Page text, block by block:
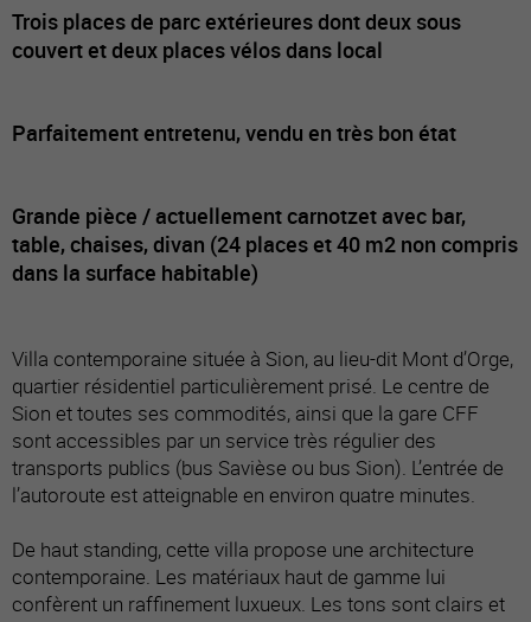
Trois places de parc extérieures dont deux sous
couvert et deux places vélos dans local
Parfaitement entretenu, vendu en très bon état
Grande pièce / actuellement carnotzet avec bar,
table, chaises, divan (24 places et 40 m2 non compris
dans la surface habitable)
Villa contemporaine située à Sion, au lieu-dit Mont d’Orge,
quartier résidentiel particulièrement prisé. Le centre de
Sion et toutes ses commodités, ainsi que la gare CFF
sont accessibles par un service très régulier des
transports publics (bus Savièse ou bus Sion). L’entrée de
l’autoroute est atteignable en environ quatre minutes.
De haut standing, cette villa propose une architecture
contemporaine. Les matériaux haut de gamme lui
confèrent un raffinement luxueux. Les tons sont clairs et